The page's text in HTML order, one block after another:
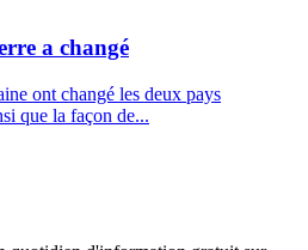
a changé
ont changé les deux pays
que la façon de...